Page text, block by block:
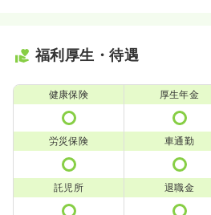
福利厚生・待遇
健康保険 厚生年金
労災保険 車通勤
託児所 退職金